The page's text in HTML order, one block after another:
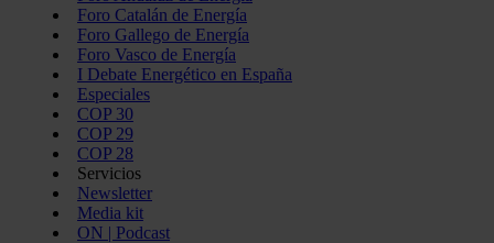
Foro Catalán de Energía
Foro Gallego de Energía
Foro Vasco de Energía
I Debate Energético en España
Especiales
COP 30
COP 29
COP 28
Servicios
Newsletter
Media kit
ON | Podcast